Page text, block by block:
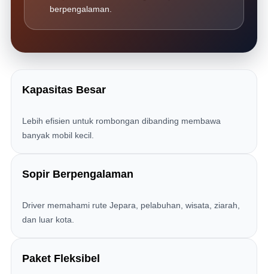
berpengalaman.
Kapasitas Besar
Lebih efisien untuk rombongan dibanding membawa
banyak mobil kecil.
Sopir Berpengalaman
Driver memahami rute Jepara, pelabuhan, wisata, ziarah,
dan luar kota.
Paket Fleksibel